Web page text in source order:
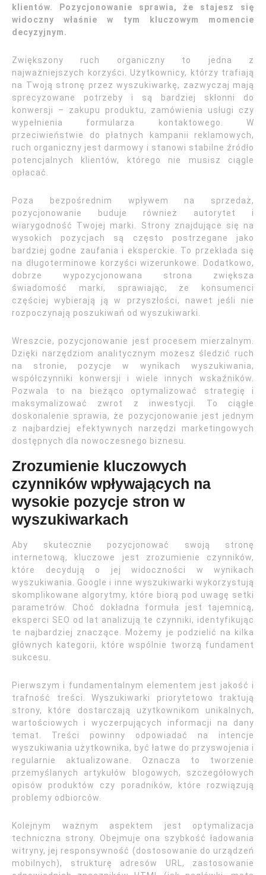
klientów. Pozycjonowanie sprawia, że stajesz się
widoczny właśnie w tym kluczowym momencie
decyzyjnym.
Zwiększony ruch organiczny to jedna z
najważniejszych korzyści. Użytkownicy, którzy trafiają
na Twoją stronę przez wyszukiwarkę, zazwyczaj mają
sprecyzowane potrzeby i są bardziej skłonni do
konwersji – zakupu produktu, zamówienia usługi czy
wypełnienia formularza kontaktowego. W
przeciwieństwie do płatnych kampanii reklamowych,
ruch organiczny jest darmowy i stanowi stabilne źródło
potencjalnych klientów, którego nie musisz ciągle
opłacać.
Poza bezpośrednim wpływem na sprzedaż,
pozycjonowanie buduje również autorytet i
wiarygodność Twojej marki. Strony znajdujące się na
wysokich pozycjach są często postrzegane jako
bardziej godne zaufania i eksperckie. To przekłada się
na długoterminowe korzyści wizerunkowe. Dodatkowo,
dobrze wypozycjonowana strona zwiększa
świadomość marki, sprawiając, że konsumenci
częściej wybierają ją w przyszłości, nawet jeśli nie
rozpoczynają poszukiwań od wyszukiwarki.
Wreszcie, pozycjonowanie jest procesem mierzalnym.
Dzięki narzędziom analitycznym możesz śledzić ruch
na stronie, pozycje w wynikach wyszukiwania,
współczynniki konwersji i wiele innych wskaźników.
Pozwala to na bieżąco optymalizować strategię i
maksymalizować zwrot z inwestycji. To ciągłe
doskonalenie sprawia, że pozycjonowanie jest jednym
z najbardziej efektywnych narzędzi marketingowych
dostępnych dla nowoczesnego biznesu.
Zrozumienie kluczowych
czynników wpływających na
wysokie pozycje stron w
wyszukiwarkach
Aby skutecznie pozycjonować swoją stronę
internetową, kluczowe jest zrozumienie czynników,
które decydują o jej widoczności w wynikach
wyszukiwania. Google i inne wyszukiwarki wykorzystują
skomplikowane algorytmy, które biorą pod uwagę setki
parametrów. Choć dokładna formuła jest tajemnicą,
eksperci SEO od lat analizują te czynniki, identyfikując
te najbardziej znaczące. Możemy je podzielić na kilka
głównych kategorii, które wspólnie tworzą fundament
sukcesu.
Pierwszym i fundamentalnym elementem jest jakość i
trafność treści. Wyszukiwarki priorytetowo traktują
strony, które dostarczają użytkownikom unikalnych,
wartościowych i wyczerpujących informacji na dany
temat. Treści powinny odpowiadać na intencje
wyszukiwania użytkownika, być łatwe do przyswojenia i
regularnie aktualizowane. Oznacza to tworzenie
przemyślanych artykułów blogowych, szczegółowych
opisów produktów czy poradników, które rozwiązują
problemy odbiorców.
Kolejnym ważnym aspektem jest optymalizacja
techniczna strony. Obejmuje ona szybkość ładowania
witryny, jej responsywność (dostosowanie do urządzeń
mobilnych), strukturę adresów URL, zastosowanie